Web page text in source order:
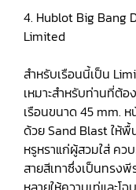
4. Hublot Big Bang
Limited
สำหรับเรือนนี้เป็น
เหมาะสำหรับท่านที่ต้
เรือนขนาด 45 mm.
ด้วย Sand Blast ให้
หรูหราแก่ผู้สวมใส่ คว
สายสีเทาซึ่งเป็นทรง